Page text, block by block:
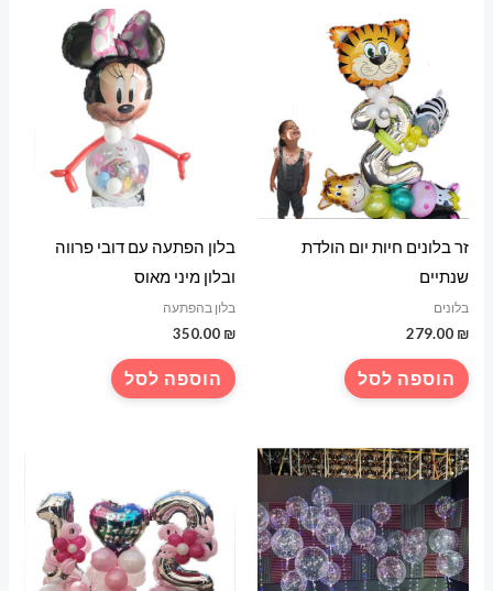
זר בלונים חיות יום הולדת
שנתיים
בלונים
279.00 ₪
הוספה לסל
בלון הפתעה עם דובי פרווה
ובלון מיני מאוס
בלון בהפתעה
350.00 ₪
הוספה לסל